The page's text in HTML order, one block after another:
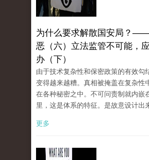
为什么要求解散国安局？
恶（六）立法监管不可能，
办（下）
由于技术复杂性和保密政策的有效勾
变得越来越糟。真相被掩盖在复杂性
在各种秘密之中。不可问责制就内嵌
里，这是体系的特征。是故意设计出
更多